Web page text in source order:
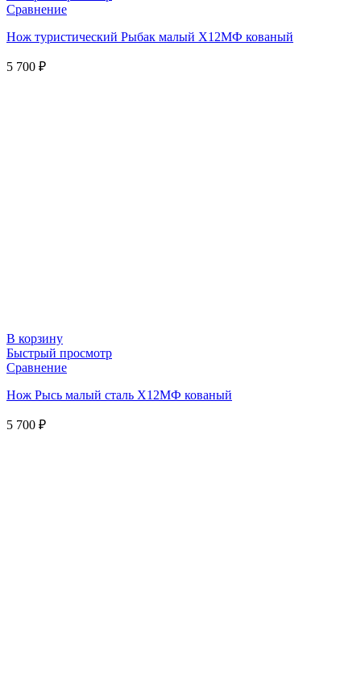
Сравнение
Нож туристический Рыбак малый Х12МФ кованый
5 700 ₽
В корзину
Быстрый просмотр
Сравнение
Нож Рысь малый сталь Х12МФ кованый
5 700 ₽